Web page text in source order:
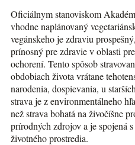
Oficiálnym stanoviskom
vhodne naplánovaný
vegánskeho je zdraviu
prínosný pre zdravie v oblasti
ochorení. Tento spôsob
obdobiach života vrátane
narodenia, dospievania, u
strava je z environmentálneho
než strava bohatá na živočíšne
prírodných zdrojov a je spojená
životného prostredia.